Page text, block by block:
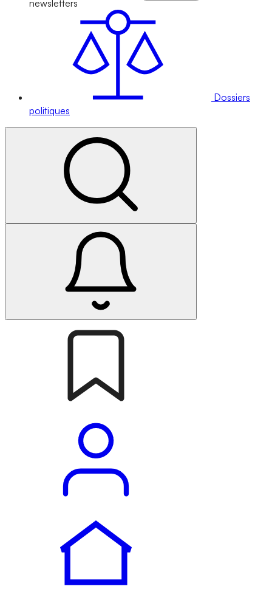
newsletters
Dossiers
politiques